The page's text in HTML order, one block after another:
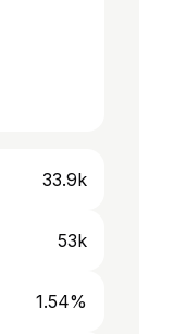
33.9k
53k
1.54%